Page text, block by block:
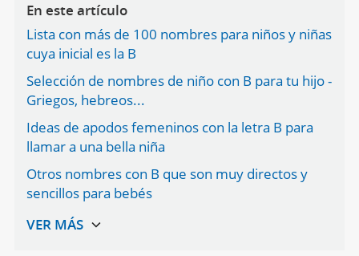
En este artículo
Lista con más de 100 nombres para niños y niñas
cuya inicial es la B
Selección de nombres de niño con B para tu hijo -
Griegos, hebreos...
Ideas de apodos femeninos con la letra B para
llamar a una bella niña
Otros nombres con B que son muy directos y
sencillos para bebés